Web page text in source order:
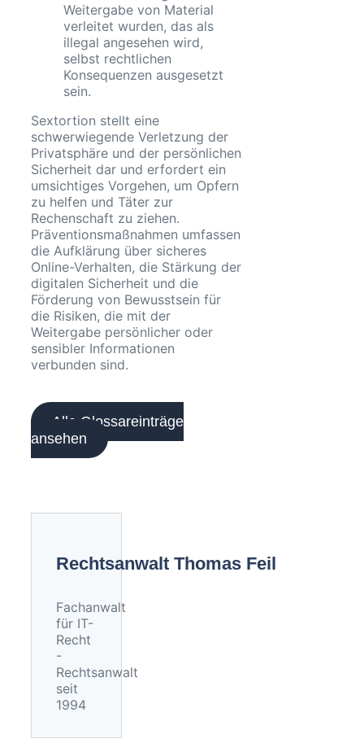
Weitergabe von Material
verleitet wurden, das als
illegal angesehen wird,
selbst rechtlichen
Konsequenzen ausgesetzt
sein.
Sextortion stellt eine
schwerwiegende Verletzung der
Privatsphäre und der persönlichen
Sicherheit dar und erfordert ein
umsichtiges Vorgehen, um Opfern
zu helfen und Täter zur
Rechenschaft zu ziehen.
Präventionsmaßnahmen umfassen
die Aufklärung über sicheres
Online-Verhalten, die Stärkung der
digitalen Sicherheit und die
Förderung von Bewusstsein für
die Risiken, die mit der
Weitergabe persönlicher oder
sensibler Informationen
verbunden sind.
Alle Glossareinträge
ansehen
Rechtsanwalt Thomas Feil
Fachanwalt
für IT-
Recht
-
Rechtsanwalt
seit
1994